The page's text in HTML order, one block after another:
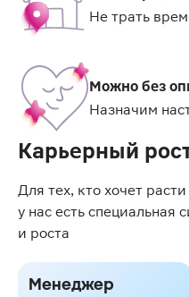
Не трать
Можно без
Назначим
Карьерный
Для тех, кто хочет
у нас есть специальная
и роста
Менеджер